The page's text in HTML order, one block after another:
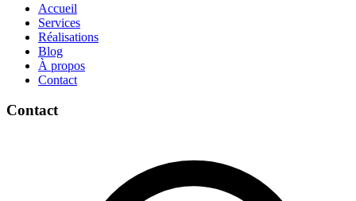
Accueil
Services
Réalisations
Blog
À propos
Contact
Contact